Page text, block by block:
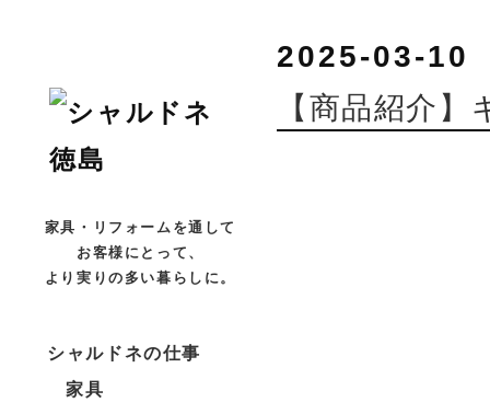
家具・リフォームを通して
お客様にとって、
より実りの多い暮らしに。
シャルドネの仕事
家具
2025-03-10
【商品紹介